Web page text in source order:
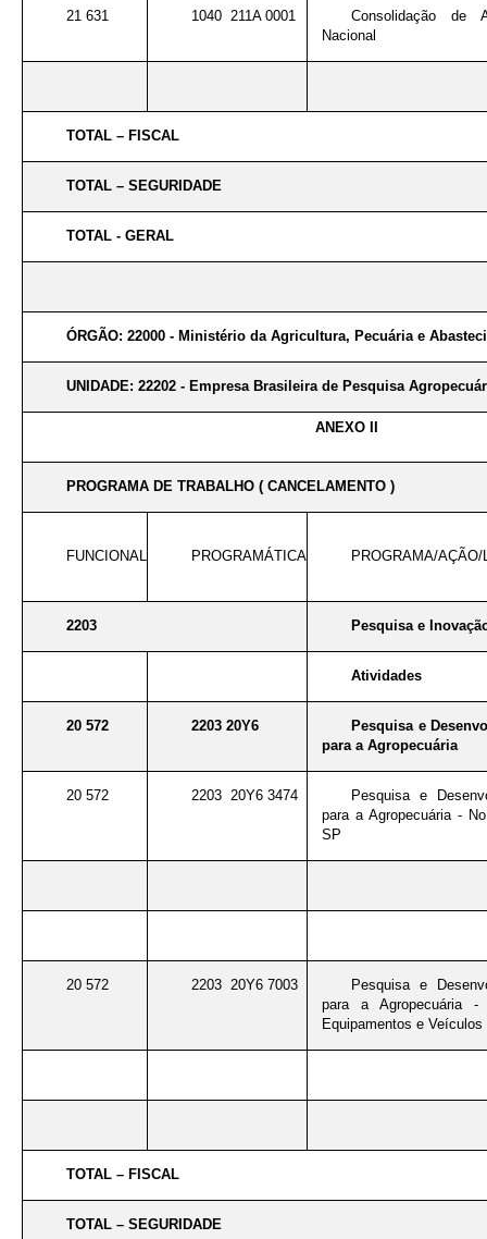
21 631 1040 211A 0001
Consolidação de
Nacional
TOTAL – FISCAL
TOTAL – SEGURIDADE
TOTAL - GERAL
ÓRGÃO: 22000 - Ministério da Agricultura, Pecuária e
UNIDADE: 22202 - Empresa Brasileira de Pesquisa
ANEXO II
PROGRAMA DE TRABALHO ( CANCELAMENTO )
FUNCIONAL PROGRAMÁTICA PROGRAMA/
2203 Pesquisa e
Atividades
20 572 2203 20Y6
Pesquisa e
para a Agropecuária
20 572 2203 20Y6 3474
Pesquisa e
para a Agropecuária -
SP
20 572 2203 20Y6 7003
Pesquisa e
para a Agropecuária -
Equipamentos e
TOTAL – FISCAL
TOTAL – SEGURIDADE